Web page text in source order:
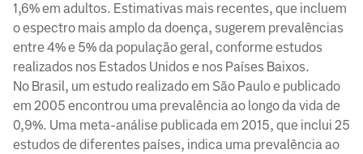
1,6% em adultos. Estimativas mais recentes, que incluem
o espectro mais amplo da doença, sugerem prevalências
entre 4% e 5% da população geral, conforme estudos
realizados nos Estados Unidos e nos Países Baixos.
No Brasil, um estudo realizado em São Paulo e publicado
em 2005 encontrou uma prevalência ao longo da vida de
0,9%. Uma meta-análise publicada em 2015, que inclui 25
estudos de diferentes países, indica uma prevalência ao